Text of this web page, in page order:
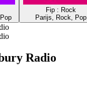
Fip : Rock
Parijs, Rock, Pop
Radio